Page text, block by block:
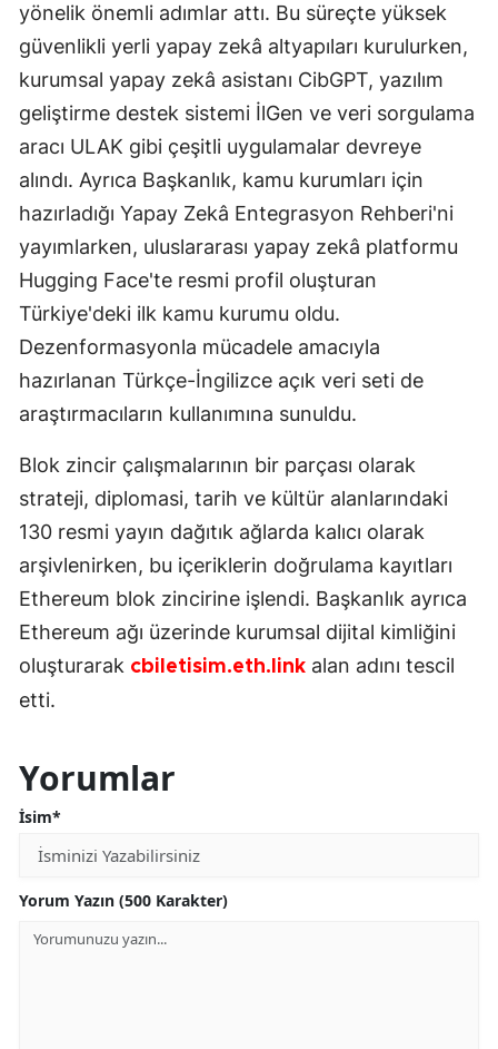
yönelik önemli adımlar attı. Bu süreçte yüksek
güvenlikli yerli yapay zekâ altyapıları kurulurken,
kurumsal yapay zekâ asistanı CibGPT, yazılım
geliştirme destek sistemi İlGen ve veri sorgulama
aracı ULAK gibi çeşitli uygulamalar devreye
alındı. Ayrıca Başkanlık, kamu kurumları için
hazırladığı Yapay Zekâ Entegrasyon Rehberi'ni
yayımlarken, uluslararası yapay zekâ platformu
Hugging Face'te resmi profil oluşturan
Türkiye'deki ilk kamu kurumu oldu.
Dezenformasyonla mücadele amacıyla
hazırlanan Türkçe-İngilizce açık veri seti de
araştırmacıların kullanımına sunuldu.
Blok zincir çalışmalarının bir parçası olarak
strateji, diplomasi, tarih ve kültür alanlarındaki
130 resmi yayın dağıtık ağlarda kalıcı olarak
arşivlenirken, bu içeriklerin doğrulama kayıtları
Ethereum blok zincirine işlendi. Başkanlık ayrıca
Ethereum ağı üzerinde kurumsal dijital kimliğini
oluşturarak cbiletisim.eth.link alan adını tescil
etti.
Yorumlar
İsim*
Yorum Yazın (500 Karakter)